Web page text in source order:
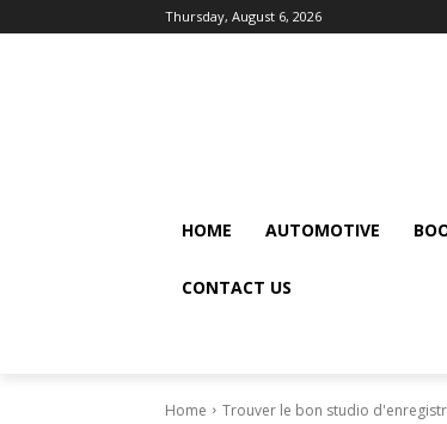
Thursday, August 6, 2026
HOME AUTOMOTIVE
CONTACT US
Home
Trouver le bon studio